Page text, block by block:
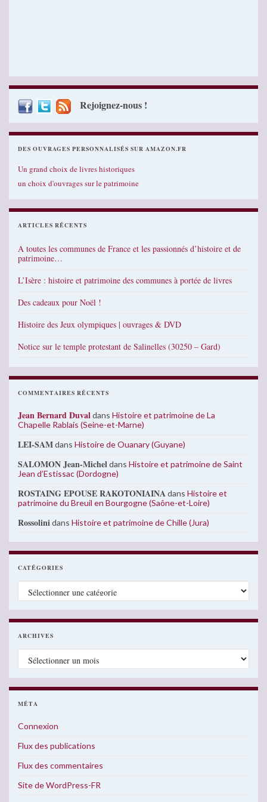
Rejoignez-nous !
DES OUVRAGES PERSONNALISÉS SUR AMAZON.FR
Un grand choix de livres historiques
un choix d'ouvrages sur le patrimoine
ARTICLES RÉCENTS
A toutes les communes de France et les passionnés d’histoire et de
patrimoine…
L’Isère : histoire et patrimoine des communes à portée de livres
Des cadeaux pour Noël !
Histoire des Jeux olympiques | ouvrages & DVD
Notice sur le temple protestant de Salinelles (30250 – Gard)
COMMENTAIRES RÉCENTS
Jean Bernard Duvaldans Histoire et patrimoine de La
Chapelle Rablais (Seine-et-Marne)
LEI-SAMdans Histoire de Ouanary (Guyane)
SALOMON Jean-Micheldans Histoire et patrimoine de Saint
Jean d’Estissac (Dordogne)
ROSTAING EPOUSE RAKOTONIAINAdans Histoire et
patrimoine du Breuil en Bourgogne (Saône-et-Loire)
Rossolinidans Histoire et patrimoine de Chille (Jura)
CATÉGORIES
Catégories
ARCHIVES
Archives
MÉTA
Connexion
Flux des publications
Flux des commentaires
Site de WordPress-FR